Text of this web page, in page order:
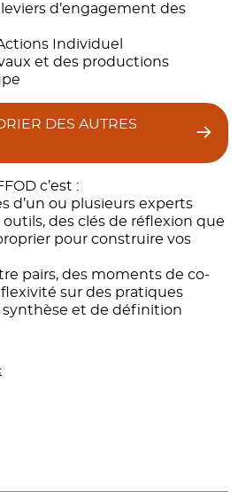
d’engagement des
Individuel
et des productions
DES AUTRES
c’est :
d’un ou plusieurs experts
outils, des clés de réflexion que
pour construire vos
pairs, des moments de co-
sur des pratiques
synthèse et de définition